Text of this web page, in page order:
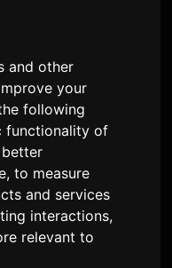
and other
your
following
functionality of
,to measure
and services
interactions,
relevant to
مدت 72 ساعت ارائه می‌دهد